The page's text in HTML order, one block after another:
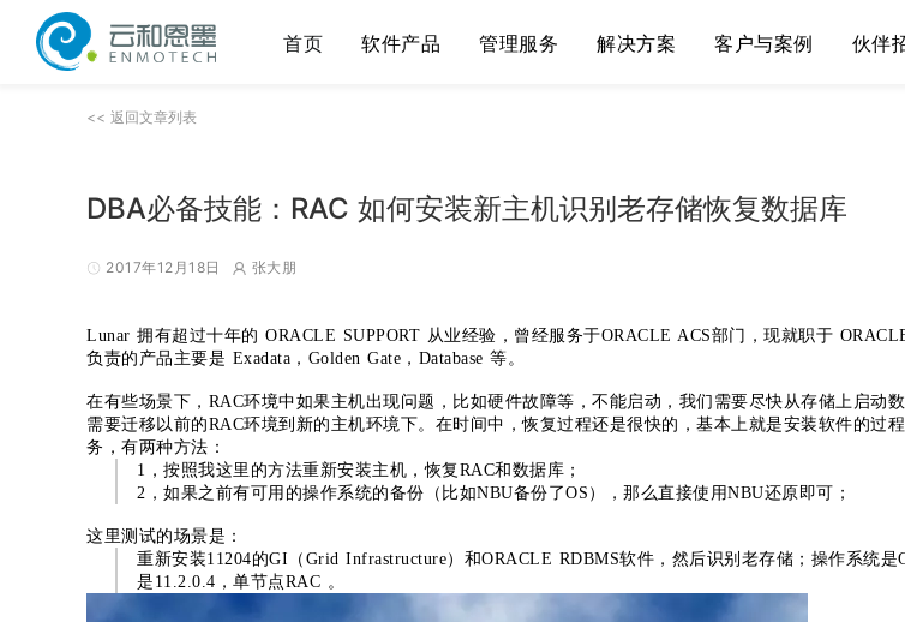
首页 软件产品 管理服务 解决方案 客户与案例 伙伴
<< 返回文章列表
DBA必备技能：RAC 如何安装新主机识别老存储恢复数据库
2017年12月18日 张大朋
Lunar 拥有超过十年的 ORACLE SUPPORT 从业经验，曾经服务于ORACLE ACS部门，现就职于
负责的产品主要是 Exadata，Golden Gate，Database 等。
在有些场景下，RAC环境中如果主机出现问题，比如硬件故障等，不能启动，我们需要尽快从存储上启动
需要迁移以前的RAC环境到新的主机环境下。在时间中，恢复过程还是很快的，基本上就是安装软件的过
务，有两种方法：
1，按照我这里的方法重新安装主机，恢复RAC和数据库；
2，如果之前有可用的操作系统的备份（比如NBU备份了OS），那么直接使用NBU还原即可；
这里测试的场景是：
重新安装11204的GI（Grid Infrastructure）和ORACLE RDBMS软件，然后识别老存储；操作系统
是11.2.0.4，单节点RAC 。